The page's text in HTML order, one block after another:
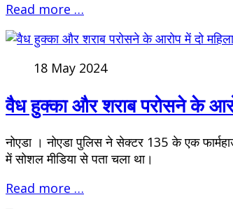
Read more …
18 May 2024
वैध हुक्का और शराब परोसने के
नोएडा । नोएडा पुलिस ने सेक्टर 135 के एक
में सोशल मीडिया से पता चला था।
Read more …